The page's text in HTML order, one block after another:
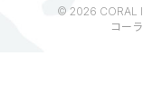
© 2026 CORAL
コー